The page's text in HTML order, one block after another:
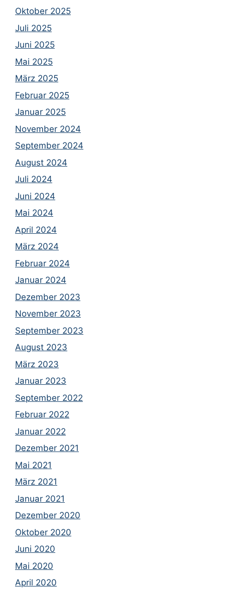
Oktober 2025
Juli 2025
Juni 2025
Mai 2025
März 2025
Februar 2025
Januar 2025
November 2024
September 2024
August 2024
Juli 2024
Juni 2024
Mai 2024
April 2024
März 2024
Februar 2024
Januar 2024
Dezember 2023
November 2023
September 2023
August 2023
März 2023
Januar 2023
September 2022
Februar 2022
Januar 2022
Dezember 2021
Mai 2021
März 2021
Januar 2021
Dezember 2020
Oktober 2020
Juni 2020
Mai 2020
April 2020